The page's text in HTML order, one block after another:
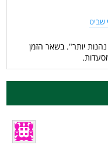
שביט
יותר". בשאר הזמן